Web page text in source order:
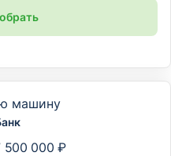
машину
500 000 ₽